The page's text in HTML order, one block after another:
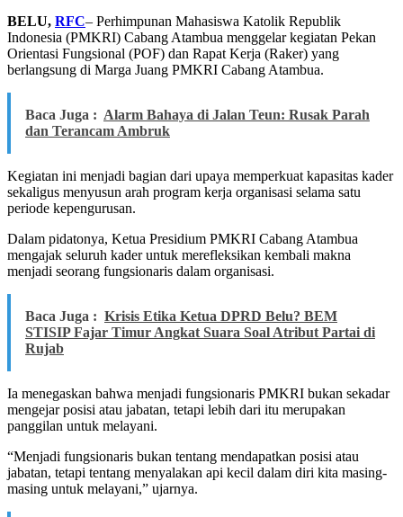
BELU, RFC– Perhimpunan Mahasiswa Katolik Republik
Indonesia (PMKRI) Cabang Atambua menggelar kegiatan Pekan
Orientasi Fungsional (POF) dan Rapat Kerja (Raker) yang
berlangsung di Marga Juang PMKRI Cabang Atambua.
Baca Juga : Alarm Bahaya di Jalan Teun: Rusak Parah
dan Terancam Ambruk
Kegiatan ini menjadi bagian dari upaya memperkuat kapasitas kader
sekaligus menyusun arah program kerja organisasi selama satu
periode kepengurusan.
Dalam pidatonya, Ketua Presidium PMKRI Cabang Atambua
mengajak seluruh kader untuk merefleksikan kembali makna
menjadi seorang fungsionaris dalam organisasi.
Baca Juga : Krisis Etika Ketua DPRD Belu? BEM
STISIP Fajar Timur Angkat Suara Soal Atribut Partai di
Rujab
Ia menegaskan bahwa menjadi fungsionaris PMKRI bukan sekadar
mengejar posisi atau jabatan, tetapi lebih dari itu merupakan
panggilan untuk melayani.
“Menjadi fungsionaris bukan tentang mendapatkan posisi atau
jabatan, tetapi tentang menyalakan api kecil dalam diri kita masing-
masing untuk melayani,” ujarnya.